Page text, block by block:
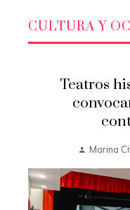
CULTURA Y
Teatros
Marina